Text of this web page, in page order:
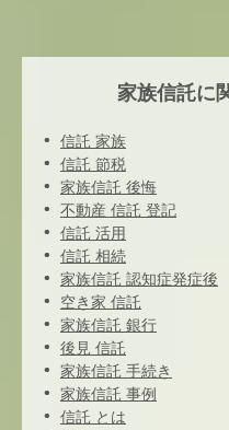
家族信託に
信託 家族
信託 節税
家族信託 後悔
不動産 信託 登記
信託 活用
信託 相続
家族信託 認知症発症後
空き家 信託
家族信託 銀行
後見 信託
家族信託 手続き
家族信託 事例
信託 とは